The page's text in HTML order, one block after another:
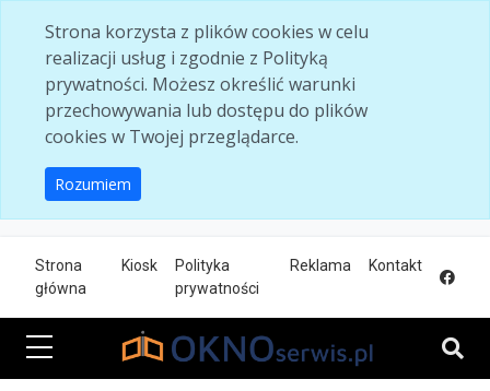
Strona korzysta z plików cookies w celu
realizacji usług i zgodnie z Polityką
prywatności. Możesz określić warunki
przechowywania lub dostępu do plików
cookies w Twojej przeglądarce.
Rozumiem
Strona
główna
Kiosk
Polityka
prywatności
Reklama Kontakt